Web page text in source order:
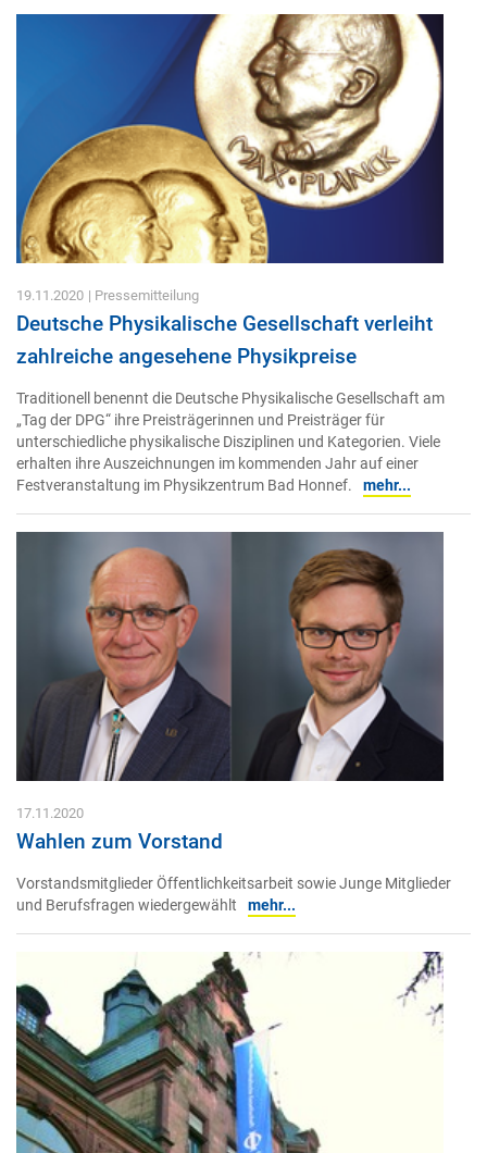
19.11.2020 | Pressemitteilung
Deutsche Physikalische Gesellschaft verleiht
zahlreiche angesehene Physikpreise
Traditionell benennt die Deutsche Physikalische Gesellschaft am
„Tag der DPG“ ihre Preisträgerinnen und Preisträger für
unterschiedliche physikalische Disziplinen und Kategorien. Viele
erhalten ihre Auszeichnungen im kommenden Jahr auf einer
Festveranstaltung im Physikzentrum Bad Honnef.
mehr...
17.11.2020
Wahlen zum Vorstand
Vorstandsmitglieder Öffentlichkeitsarbeit sowie Junge Mitglieder
und Berufsfragen wiedergewählt
mehr...